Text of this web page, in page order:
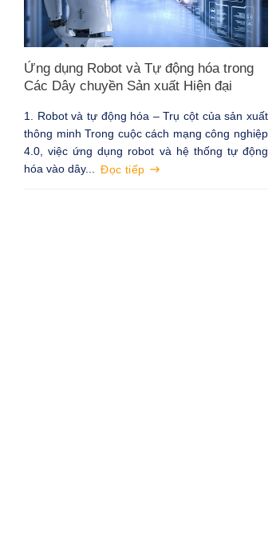
Ứng dụng Robot và Tự động hóa trong
Các Dây chuyền Sản xuất Hiện đại
1. Robot và tự động hóa – Trụ cột của sản xuất
thông minh Trong cuộc cách mạng công nghiệp
4.0, việc ứng dụng robot và hệ thống tự động
hóa vào dây...
Đọc tiếp